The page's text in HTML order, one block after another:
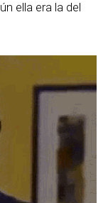
ella era la del